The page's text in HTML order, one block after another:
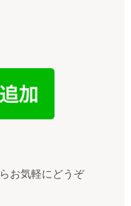
お気軽にどうぞ